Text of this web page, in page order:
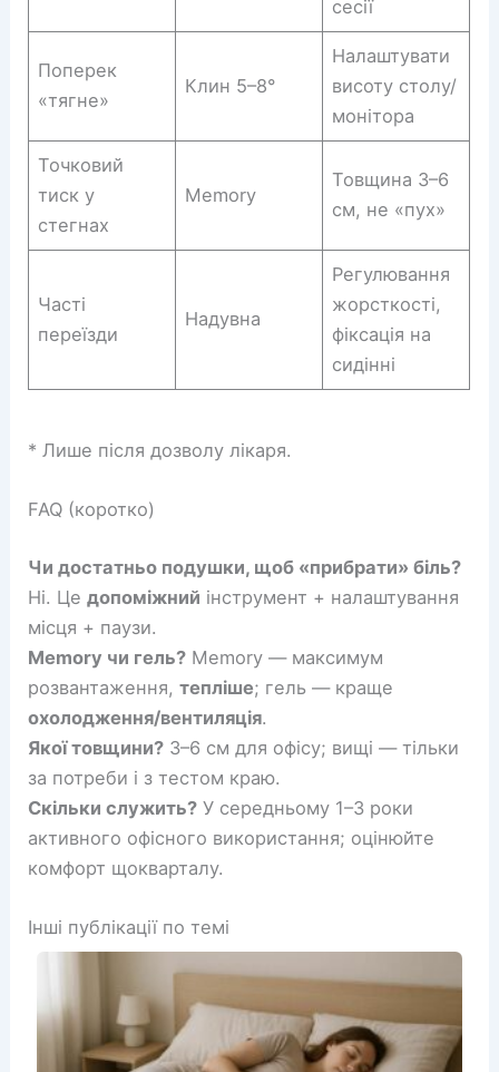
сесії
Поперек
«тягне»
Клин 5–8°
Налаштувати
висоту столу/
монітора
Точковий
тиск у
стегнах
Memory
Товщина 3–6
см, не «пух»
Часті
переїзди
Надувна
Регулювання
жорсткості,
фіксація на
сидінні
* Лише після дозволу лікаря.
FAQ (коротко)
Чи достатньо подушки, щоб «прибрати» біль?
Ні. Цедопоміжний інструмент + налаштування
місця + паузи.
Memory чи гель? Memory — максимум
розвантаження,тепліше; гель — краще
охолодження/вентиляція.
Якої товщини? 3–6 см для офісу; вищі — тільки
за потреби і з тестом краю.
Скільки служить? У середньому 1–3 роки
активного офісного використання; оцінюйте
комфорт щокварталу.
Інші публікації по темі